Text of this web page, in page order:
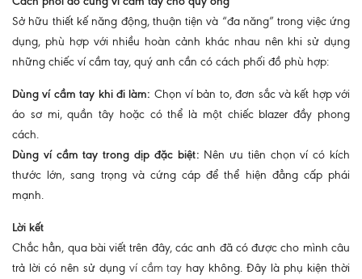
Sở hữu thiết kế năng động, thuận tiện và “đa năng” trong việc ứng
dụng, phù hợp với nhiều hoàn cảnh khác nhau nên khi sử dụng
những chiếc ví cầm tay, quý anh cần có cách phối đồ phù hợp:
Dùng ví cầm tay khi đi làm: Chọn ví bản to, đơn sắc và kết hợp với
áo sơ mi, quần tây hoặc có thể là một chiếc blazer đầy phong
cách.
Dùng ví cầm tay trong dịp đặc biệt: Nên ưu tiên chọn ví có kích
thước lớn, sang trọng và cứng cáp để thể hiện đẳng cấp phái
mạnh.
Lời kết
Chắc hẳn, qua bài viết trên đây, các anh đã có được cho mình câu
trả lời có nên sử dụng ví cầm tay hay không. Đây là phụ kiện thời